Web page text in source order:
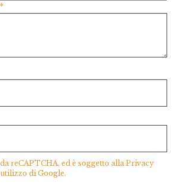
*
reCAPTCHA, ed è soggetto allaPrivacy
di Google.